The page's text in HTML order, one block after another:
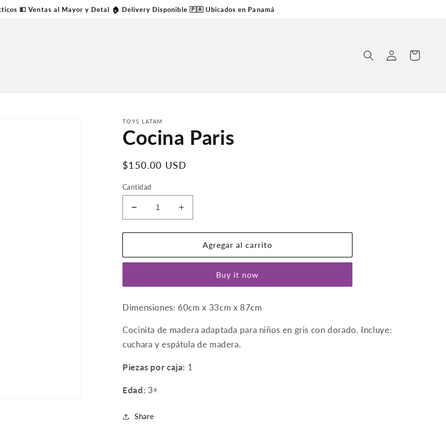
💵 Ventas al Mayor y Detal 🏠 Delivery Disponible 🇵🇦 Ubicados en Panamá
Log
in
Carrito
TOYS LATAM
Cocina Paris
Precio
$150.00 USD
Cantidad
Menos
cantidad
Cocina
Más
cantidad
Cocina
ParisAgregar al carrito
Buy it now
Dimensiones: 60cm x 33cm x 87cm
Cocinita de madera adaptada para niños en gris con dorado. Incluye:
cuchara y espátula de madera.
Piezas por caja: 1
Edad: 3+
Share